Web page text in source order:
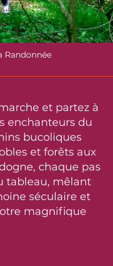
Randonnée
et partez à
enchanteurs du
bucoliques
et forêts aux
chaque pas
tableau, mêlant
séculaire et
magnifique